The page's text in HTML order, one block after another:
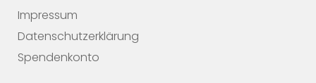
Impressum
Datenschutzerklärung
Spendenkonto